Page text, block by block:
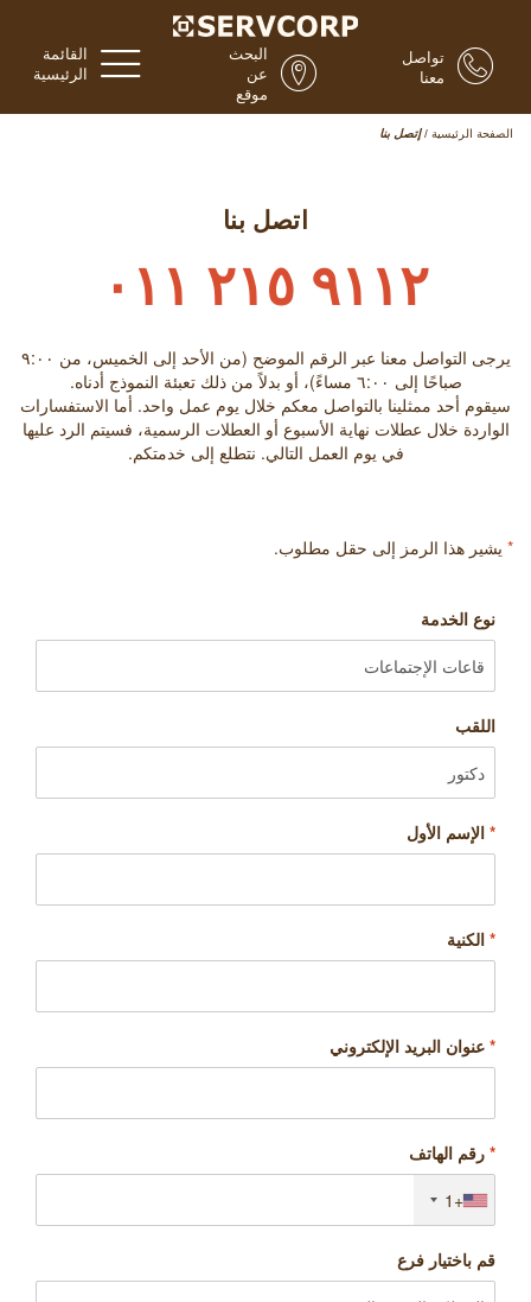
القائمة
الرئيسية
البحث
عن
موقع
تواصل
معنا
الصفحة الرئيسية / إتصل بنا
اتصل بنا
٩١١٢ ٢١٥ ٠١١
يرجى التواصل معنا عبر الرقم الموضح (من الأحد إلى الخميس، من ٩:۰۰
صباحًا إلى ٦:۰۰ مساءً)، أو بدلاً من ذلك تعبئة النموذج أدناه.
سيقوم أحد ممثلينا بالتواصل معكم خلال يوم عمل واحد. أما الاستفسارات
الواردة خلال عطلات نهاية الأسبوع أو العطلات الرسمية، فسيتم الرد عليها
في يوم العمل التالي. نتطلع إلى خدمتكم.
* يشير هذا الرمز إلى حقل مطلوب.
نوع الخدمة
اللقب
* الإسم الأول
* الكنية
* عنوان البريد الإلكتروني
* رقم الهاتف
+1
قم باختيار فرع